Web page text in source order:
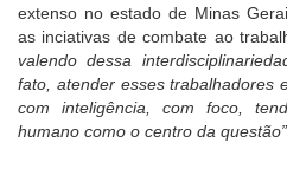
extenso no estado de Minas
as inciativas de combate ao
valendo dessa
fato, atender esses trabalhadores
com inteligência, com foco,
humano como o centro da questão”,